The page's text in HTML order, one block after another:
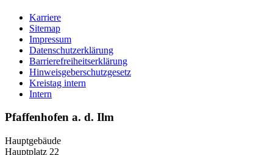
Karriere
Sitemap
Impressum
Datenschutzerklärung
Barrierefreiheitserklärung
Hinweisgeberschutzgesetz
Kreistag intern
Intern
Pfaffenhofen a. d. Ilm
Hauptgebäude
Hauptplatz 22